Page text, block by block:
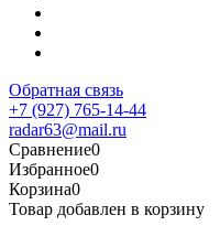
Обратная связь
+7 (927) 765-14-44
radar63@mail.ru
Сравнение0
Избранное0
Корзина0
Товар добавлен в корзину